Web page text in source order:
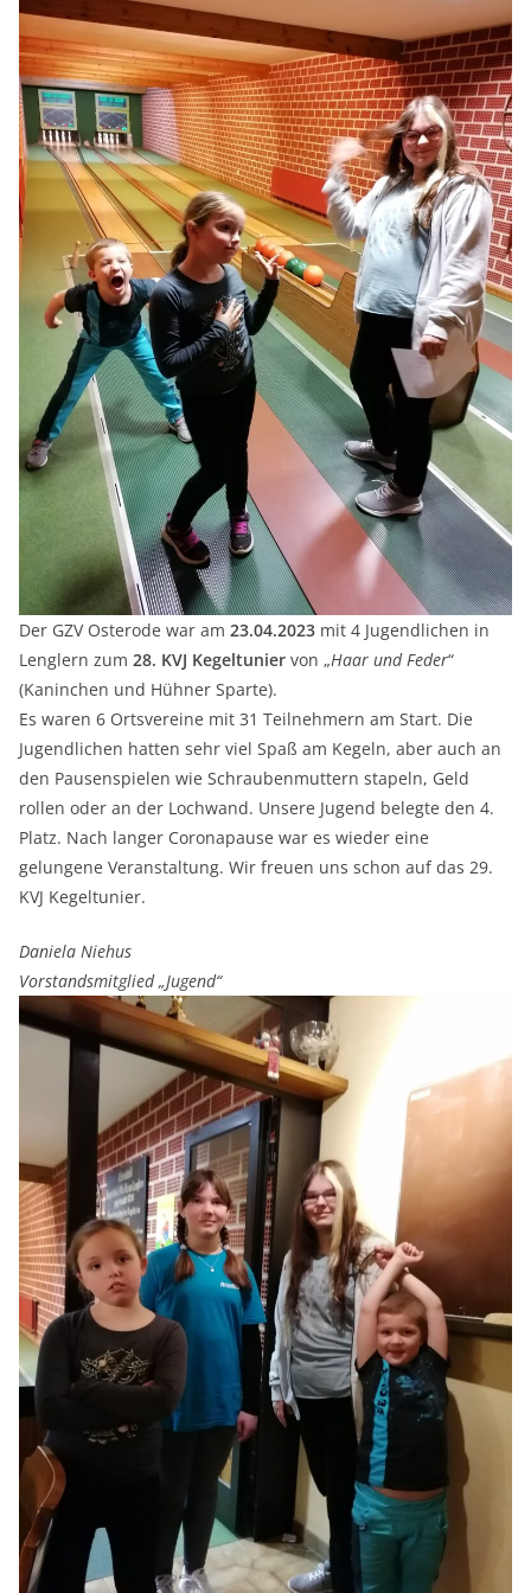
Der GZV Osterode war am 23.04.2023 mit 4 Jugendlichen in
Lenglern zum 28. KVJ Kegeltunier von „Haar und Feder“
(Kaninchen und Hühner Sparte).
Es waren 6 Ortsvereine mit 31 Teilnehmern am Start. Die
Jugendlichen hatten sehr viel Spaß am Kegeln, aber auch an
den Pausenspielen wie Schraubenmuttern stapeln, Geld
rollen oder an der Lochwand. Unsere Jugend belegte den 4.
Platz. Nach langer Coronapause war es wieder eine
gelungene Veranstaltung. Wir freuen uns schon auf das 29.
KVJ Kegeltunier.
Daniela Niehus
Vorstandsmitglied „Jugend“